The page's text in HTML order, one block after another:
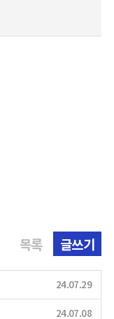
목록 글쓰기
24.07.29
24.07.08